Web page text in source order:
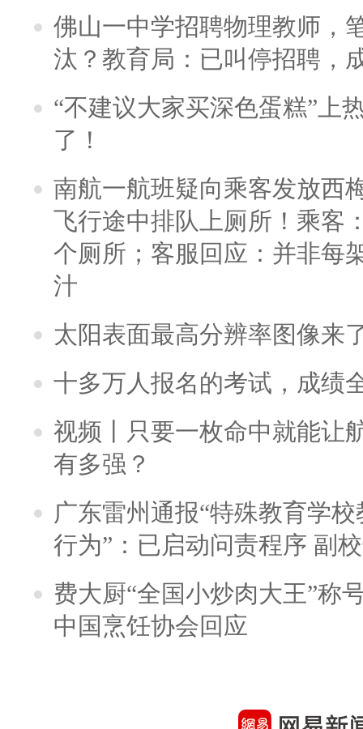
佛山一中学招聘物理教师，
汰？教育局：已叫停招聘，
“不建议大家买深色蛋糕”上
了！
南航一航班疑向乘客发放西
飞行途中排队上厕所！乘客
个厕所；客服回应：并非每
汁
太阳表面最高分辨率图像来
十多万人报名的考试，成绩
视频丨只要一枚命中就能让
有多强？
广东雷州通报“特殊教育学
行为”：已启动问责程序 副
费大厨“全国小炒肉大王”称
中国烹饪协会回应